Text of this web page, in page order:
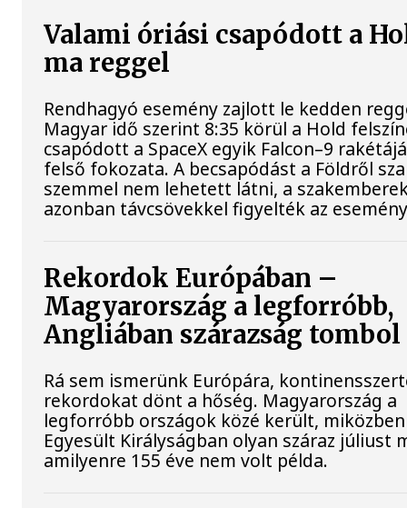
Valami óriási csapódott a
ma reggel
Rendhagyó esemény zajlott le kedden
Magyar idő szerint 8:35 körül a Hold
csapódott a SpaceX egyik Falcon–9
felső fokozata. A becsapódást a Földről
szemmel nem lehetett látni, a
azonban távcsövekkel figyelték az
Rekordok Európában –
Magyarország a legforróbb,
Angliában szárazság tombol
Rá sem ismerünk Európára,
rekordokat dönt a hőség. Magyarország a
legforróbb országok közé került,
Egyesült Királyságban olyan száraz júliust
amilyenre 155 éve nem volt példa.